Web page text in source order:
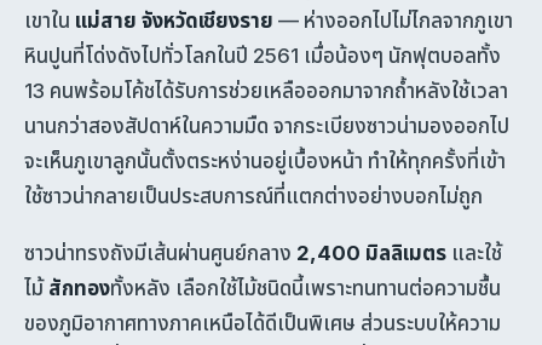
เขาใน แม่สาย จังหวัดเชียงราย — ห่างออกไปไม่ไกลจากภูเขา
หินปูนที่โด่งดังไปทั่วโลกในปี 2561 เมื่อน้องๆ นักฟุตบอลทั้ง
13 คนพร้อมโค้ชได้รับการช่วยเหลือออกมาจากถ้ำหลังใช้เวลา
นานกว่าสองสัปดาห์ในความมืด จากระเบียงซาวน่ามองออกไป
จะเห็นภูเขาลูกนั้นตั้งตระหง่านอยู่เบื้องหน้า ทำให้ทุกครั้งที่เข้า
ใช้ซาวน่ากลายเป็นประสบการณ์ที่แตกต่างอย่างบอกไม่ถูก
ซาวน่าทรงถังมีเส้นผ่านศูนย์กลาง 2,400 มิลลิเมตร และใช้
ไม้ สักทองทั้งหลัง เลือกใช้ไม้ชนิดนี้เพราะทนทานต่อความชื้น
ของภูมิอากาศทางภาคเหนือได้ดีเป็นพิเศษ ส่วนระบบให้ความ